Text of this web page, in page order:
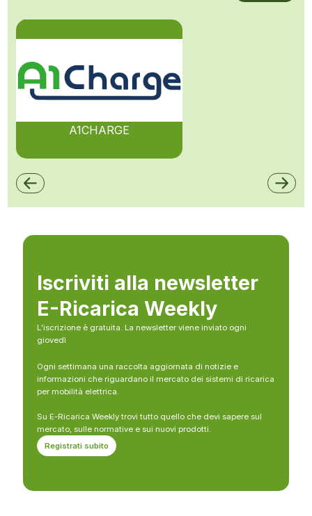
A1CHARGE
Iscriviti alla newsletter
E-Ricarica Weekly
L’iscrizione è gratuita. La newsletter viene inviato ogni
giovedì
Ogni settimana una raccolta aggiornata di notizie e
informazioni che riguardano il mercato dei sistemi di ricarica
per mobilità elettrica.
Su E-Ricarica Weekly trovi tutto quello che devi sapere sul
mercato, sulle normative e sui nuovi prodotti.
Registrati subito